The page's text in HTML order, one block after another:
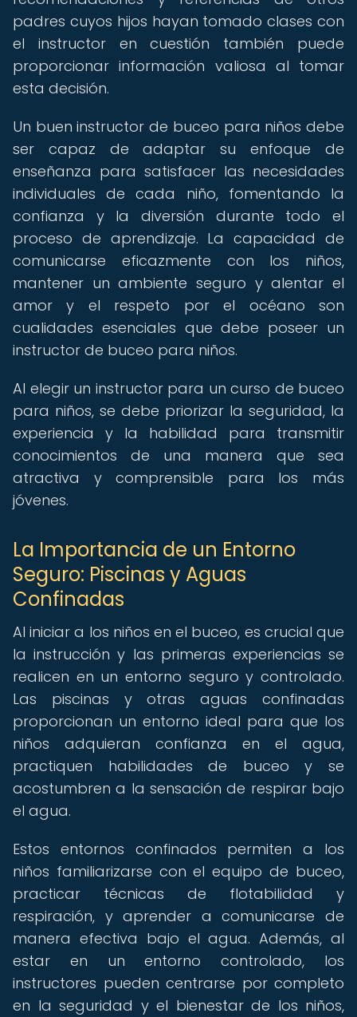
padres cuyos hijos hayan tomado clases con
el instructor en cuestión también puede
proporcionar información valiosa al tomar
esta decisión.
Un buen instructor de buceo para niños debe
ser capaz de adaptar su enfoque de
enseñanza para satisfacer las necesidades
individuales de cada niño, fomentando la
confianza y la diversión durante todo el
proceso de aprendizaje. La capacidad de
comunicarse eficazmente con los niños,
mantener un ambiente seguro y alentar el
amor y el respeto por el océano son
cualidades esenciales que debe poseer un
instructor de buceo para niños.
Al elegir un instructor para un curso de buceo
para niños, se debe priorizar la seguridad, la
experiencia y la habilidad para transmitir
conocimientos de una manera que sea
atractiva y comprensible para los más
jóvenes.
La Importancia de un Entorno
Seguro: Piscinas y Aguas
Confinadas
Al iniciar a los niños en el buceo, es crucial que
la instrucción y las primeras experiencias se
realicen en un entorno seguro y controlado.
Las piscinas y otras aguas confinadas
proporcionan un entorno ideal para que los
niños adquieran confianza en el agua,
practiquen habilidades de buceo y se
acostumbren a la sensación de respirar bajo
el agua.
Estos entornos confinados permiten a los
niños familiarizarse con el equipo de buceo,
practicar técnicas de flotabilidad y
respiración, y aprender a comunicarse de
manera efectiva bajo el agua. Además, al
estar en un entorno controlado, los
instructores pueden centrarse por completo
en la seguridad y el bienestar de los niños,